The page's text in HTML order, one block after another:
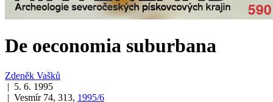
De oeconomia suburbana
Zdeněk Vašků
| 5. 6. 1995
| Vesmír 74, 313, 1995/6